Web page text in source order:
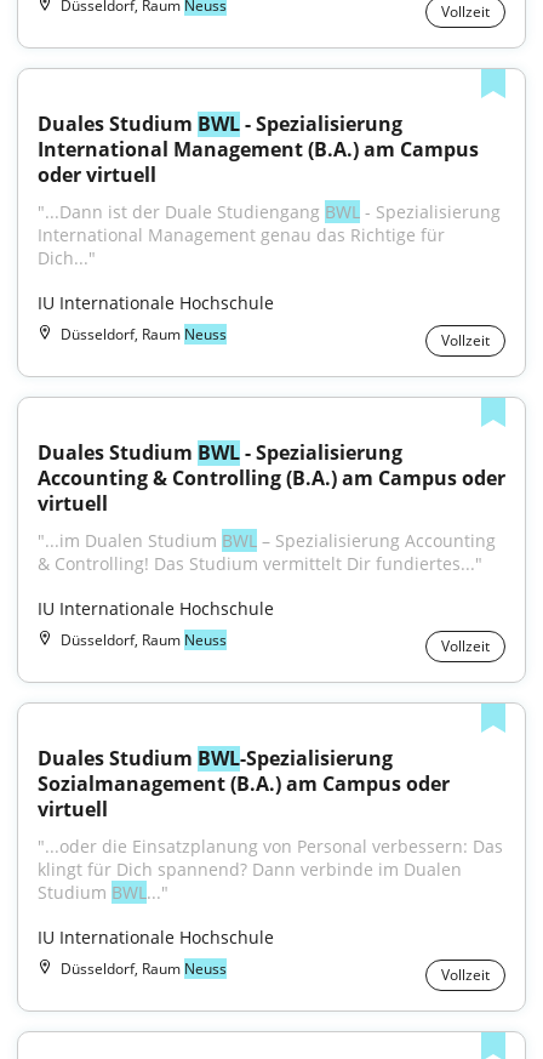
Düsseldorf, Raum Neuss Vollzeit
Duales Studium BWL - Spezialisierung
International Management (B.A.) am Campus
oder virtuell
"...Dann ist der Duale Studiengang BWL - Spezialisierung
International Management genau das Richtige für
Dich..."
IU Internationale Hochschule
Düsseldorf, Raum Neuss Vollzeit
Duales Studium BWL - Spezialisierung
Accounting & Controlling (B.A.) am Campus oder
virtuell
"...im Dualen Studium BWL – Spezialisierung Accounting
& Controlling! Das Studium vermittelt Dir fundiertes..."
IU Internationale Hochschule
Düsseldorf, Raum Neuss Vollzeit
Duales Studium BWL-Spezialisierung
Sozialmanagement (B.A.) am Campus oder
virtuell
"...oder die Einsatzplanung von Personal verbessern: Das
klingt für Dich spannend? Dann verbinde im Dualen
Studium BWL..."
IU Internationale Hochschule
Düsseldorf, Raum Neuss Vollzeit